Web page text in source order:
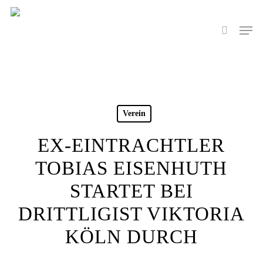
Skip
search
Menu
Verein
EX-EINTRACHTLER
TOBIAS EISENHUTH
STARTET BEI
DRITTLIGIST VIKTORIA
KÖLN DURCH